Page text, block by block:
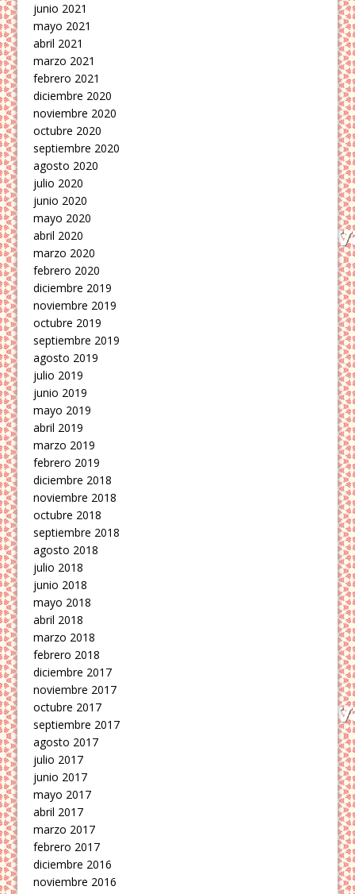
junio 2021
mayo 2021
abril 2021
marzo 2021
febrero 2021
diciembre 2020
noviembre 2020
octubre 2020
septiembre 2020
agosto 2020
julio 2020
junio 2020
mayo 2020
abril 2020
marzo 2020
febrero 2020
diciembre 2019
noviembre 2019
octubre 2019
septiembre 2019
agosto 2019
julio 2019
junio 2019
mayo 2019
abril 2019
marzo 2019
febrero 2019
diciembre 2018
noviembre 2018
octubre 2018
septiembre 2018
agosto 2018
julio 2018
junio 2018
mayo 2018
abril 2018
marzo 2018
febrero 2018
diciembre 2017
noviembre 2017
octubre 2017
septiembre 2017
agosto 2017
julio 2017
junio 2017
mayo 2017
abril 2017
marzo 2017
febrero 2017
diciembre 2016
noviembre 2016